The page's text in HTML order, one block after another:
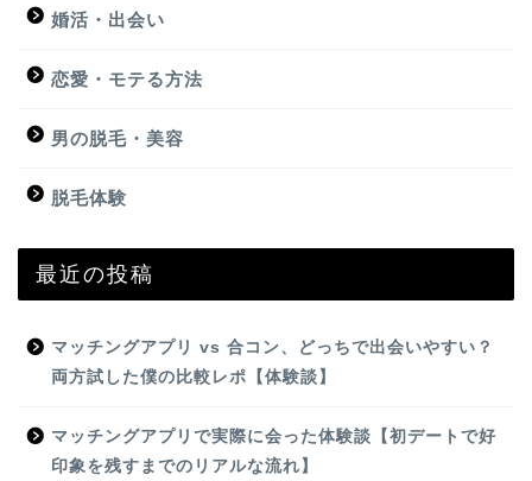
婚活・出会い
恋愛・モテる方法
男の脱毛・美容
脱毛体験
最近の投稿
マッチングアプリ vs 合コン、どっちで出会いやすい？
両方試した僕の比較レポ【体験談】
マッチングアプリで実際に会った体験談【初デートで好
印象を残すまでのリアルな流れ】